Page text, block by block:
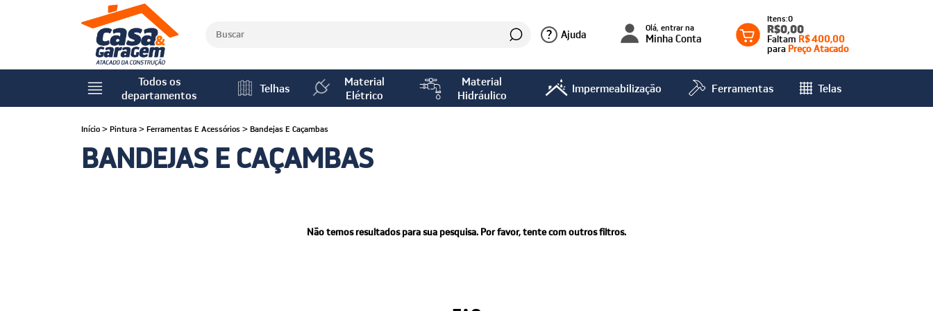
? Ajuda Olá, entrar na
Minha Conta
0
R$0,00
Faltam R$ 400,00
para Preço Atacado
Todos os
departamentos
Telhas
Material
Elétrico
Material
Hidráulico
Impermeabilização Ferramentas Telas
Início > Pintura > Ferramentas E Acessórios > Bandejas E Caçambas
BANDEJAS E CAÇAMBAS
Não temos resultados para sua pesquisa. Por favor, tente com outros filtros.